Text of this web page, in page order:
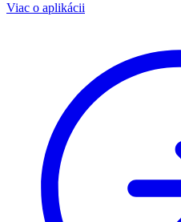
Viac o aplikácii